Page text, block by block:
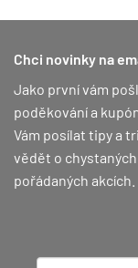
Chci novinky na
Jako první vám
poděkování a
Vám posílat tipy a
vědět o
pořádaných akcích.